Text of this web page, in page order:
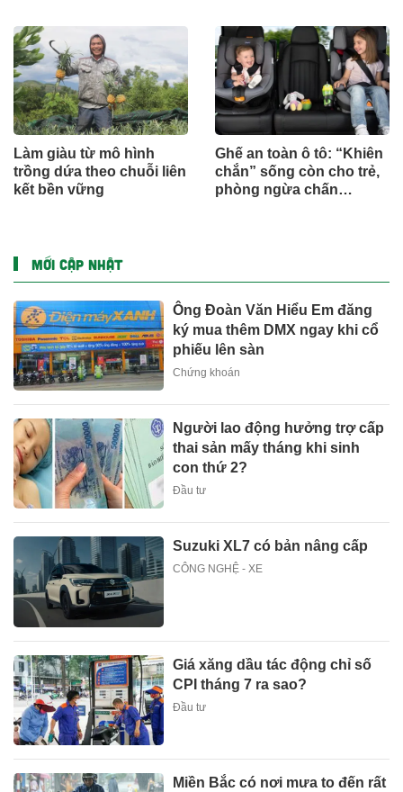
Làm giàu từ mô hình
trồng dứa theo chuỗi liên
kết bền vững
Ghế an toàn ô tô: “Khiên
chắn” sống còn cho trẻ,
phòng ngừa chấn
MỚI CẬP NHẬT
Ông Đoàn Văn Hiểu Em đăng
ký mua thêm DMX ngay khi cổ
phiếu lên sàn
Chứng khoán
Người lao động hưởng trợ cấp
thai sản mấy tháng khi sinh
con thứ 2?
Đầu tư
Suzuki XL7 có bản nâng cấp
CÔNG NGHỆ - XE
Giá xăng dầu tác động chỉ số
CPI tháng 7 ra sao?
Đầu tư
Miền Bắc có nơi mưa to đến rất